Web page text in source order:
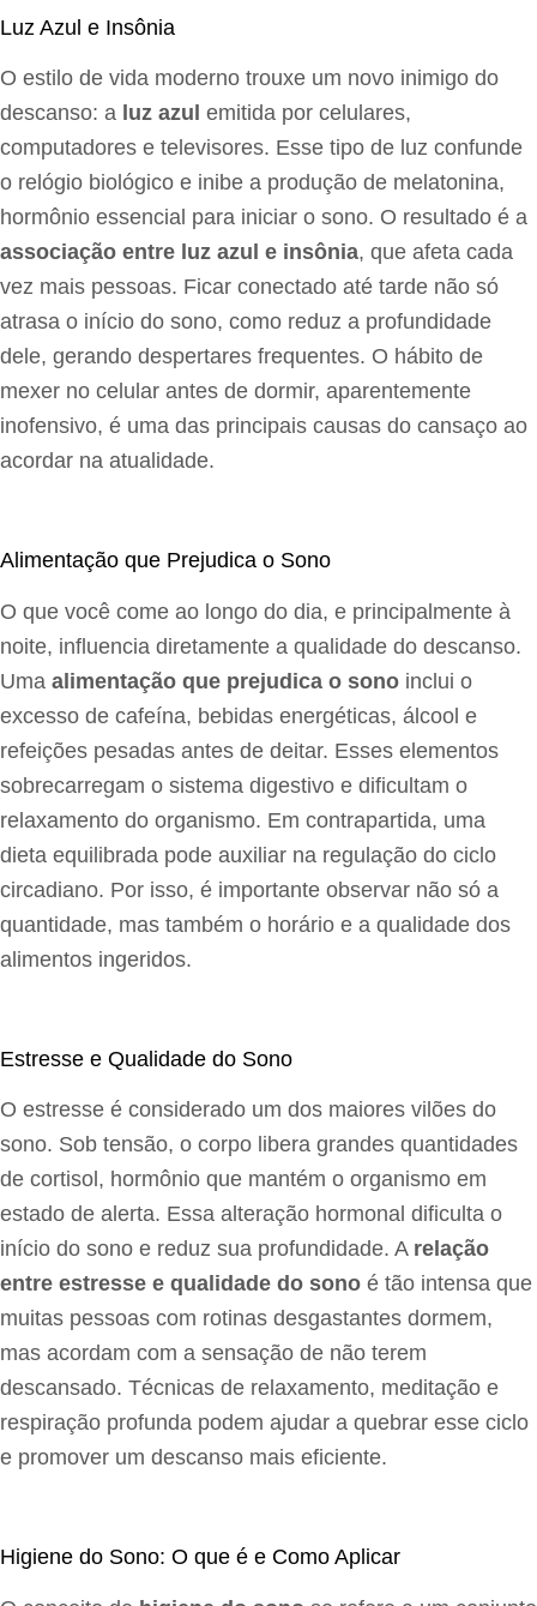
Luz Azul e Insônia
O estilo de vida moderno trouxe um novo inimigo do
descanso: a luz azul emitida por celulares,
computadores e televisores. Esse tipo de luz confunde
o relógio biológico e inibe a produção de melatonina,
hormônio essencial para iniciar o sono. O resultado é a
associação entre luz azul e insônia, que afeta cada
vez mais pessoas. Ficar conectado até tarde não só
atrasa o início do sono, como reduz a profundidade
dele, gerando despertares frequentes. O hábito de
mexer no celular antes de dormir, aparentemente
inofensivo, é uma das principais causas do cansaço ao
acordar na atualidade.
Alimentação que Prejudica o Sono
O que você come ao longo do dia, e principalmente à
noite, influencia diretamente a qualidade do descanso.
Uma alimentação que prejudica o sono inclui o
excesso de cafeína, bebidas energéticas, álcool e
refeições pesadas antes de deitar. Esses elementos
sobrecarregam o sistema digestivo e dificultam o
relaxamento do organismo. Em contrapartida, uma
dieta equilibrada pode auxiliar na regulação do ciclo
circadiano. Por isso, é importante observar não só a
quantidade, mas também o horário e a qualidade dos
alimentos ingeridos.
Estresse e Qualidade do Sono
O estresse é considerado um dos maiores vilões do
sono. Sob tensão, o corpo libera grandes quantidades
de cortisol, hormônio que mantém o organismo em
estado de alerta. Essa alteração hormonal dificulta o
início do sono e reduz sua profundidade. A relação
entre estresse e qualidade do sono é tão intensa que
muitas pessoas com rotinas desgastantes dormem,
mas acordam com a sensação de não terem
descansado. Técnicas de relaxamento, meditação e
respiração profunda podem ajudar a quebrar esse ciclo
e promover um descanso mais eficiente.
Higiene do Sono: O que é e Como Aplicar